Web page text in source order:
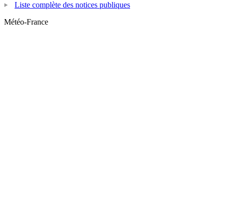
Liste complète des notices publiques
Météo-France